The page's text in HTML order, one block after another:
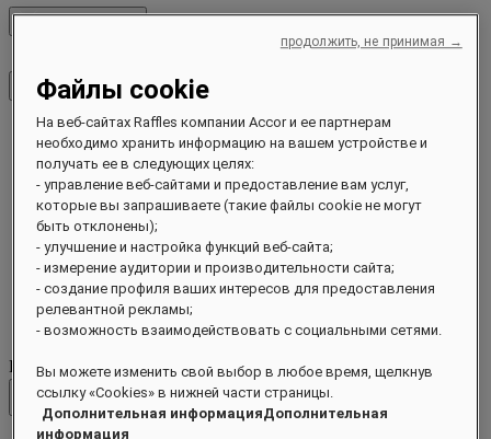
Направления
Отели и курорты
Резиденции
Чем заняться
Предложения
События
Устойчивое развитие Raffles
Скоро открытие
О программе
Направления
Назад
Файлы cookie
На веб-сайтах Raffles компании Accor и ее партнерам
необходимо хранить информацию на вашем устройстве и
получать ее в следующих целях:
- управление веб-сайтами и предоставление вам услуг,
которые вы запрашиваете (такие файлы cookie не могут
быть отклонены);
- улучшение и настройка функций веб-сайта;
- измерение аудитории и производительности сайта;
- создание профиля ваших интересов для предоставления
релевантной рекламы;
- возможность взаимодействовать с социальными сетями.
Вы можете изменить свой выбор в любое время, щелкнув
ссылку «Cookies» в нижней части страницы.
Дополнительная информацияДополнительная
информация
продолжить, не принимая →